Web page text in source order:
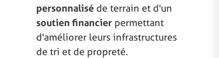
personnalisé de terrain et d'un
soutien financier permettant
d'améliorer leurs infrastructures
de tri et de propreté.